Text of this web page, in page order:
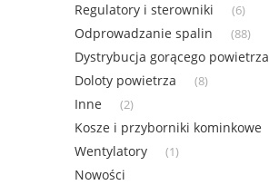
Regulatory i sterowniki (6)
Odprowadzanie spalin (88)
Dystrybucja gorącego powietrza
Doloty powietrza (8)
Inne (2)
Kosze i przyborniki kominkowe
Wentylatory (1)
Nowości